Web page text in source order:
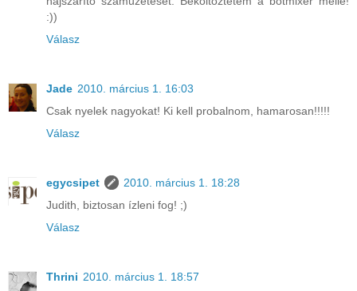
:))
Válasz
Jade 2010. március 1. 16:03
Csak nyelek nagyokat! Ki kell probalnom, hamarosan!!!!!
Válasz
egycsipet
2010. március 1. 18:28
Judith, biztosan ízleni fog! ;)
Válasz
Thrini 2010. március 1. 18:57